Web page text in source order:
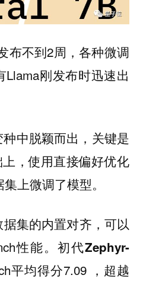
布不到2周，各种微调
刚发布时迅速出
中脱颖而出，关键是
，使用直接偏好优化
上微调了模型。
集的内置对齐 ，可以
性能。初代Zephyr-
平均得分7.09 ，超越